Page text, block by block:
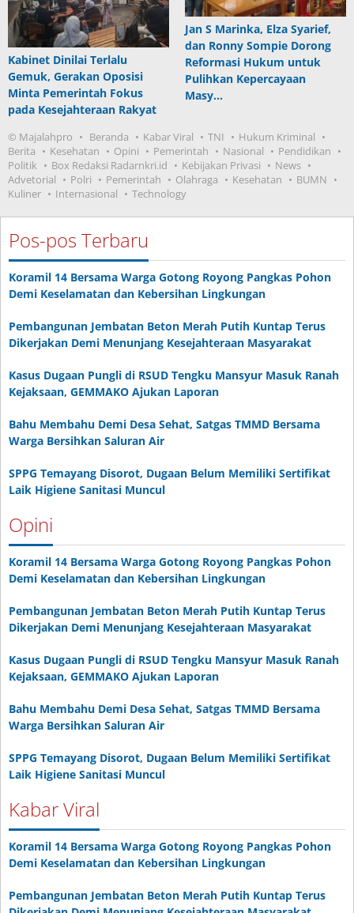
Kabinet Dinilai Terlalu
Gemuk, Gerakan Oposisi
Minta Pemerintah Fokus
pada Kesejahteraan Rakyat
Jan S Marinka, Elza Syarief,
dan Ronny Sompie Dorong
Reformasi Hukum untuk
Pulihkan Kepercayaan
Masy…
© Majalahpro Beranda Kabar Viral TNI
Hukum Kriminal
Berita
Kesehatan Opini Pemerintah Nasional
Pendidikan
Politik
Box Redaksi Radarnkri.id Kebijakan Privasi
News
Advetorial
Polri Pemerintah Olahraga Kesehatan
BUMN
Kuliner
Internasional Technology
Pos-pos Terbaru
Koramil 14 Bersama Warga Gotong Royong Pangkas Pohon
Demi Keselamatan dan Kebersihan Lingkungan
Pembangunan Jembatan Beton Merah Putih Kuntap Terus
Dikerjakan Demi Menunjang Kesejahteraan Masyarakat
Kasus Dugaan Pungli di RSUD Tengku Mansyur Masuk Ranah
Kejaksaan, GEMMAKO Ajukan Laporan
Bahu Membahu Demi Desa Sehat, Satgas TMMD Bersama
Warga Bersihkan Saluran Air
SPPG Temayang Disorot, Dugaan Belum Memiliki Sertifikat
Laik Higiene Sanitasi Muncul
Opini
Koramil 14 Bersama Warga Gotong Royong Pangkas Pohon
Demi Keselamatan dan Kebersihan Lingkungan
Pembangunan Jembatan Beton Merah Putih Kuntap Terus
Dikerjakan Demi Menunjang Kesejahteraan Masyarakat
Kasus Dugaan Pungli di RSUD Tengku Mansyur Masuk Ranah
Kejaksaan, GEMMAKO Ajukan Laporan
Bahu Membahu Demi Desa Sehat, Satgas TMMD Bersama
Warga Bersihkan Saluran Air
SPPG Temayang Disorot, Dugaan Belum Memiliki Sertifikat
Laik Higiene Sanitasi Muncul
Kabar Viral
Koramil 14 Bersama Warga Gotong Royong Pangkas Pohon
Demi Keselamatan dan Kebersihan Lingkungan
Pembangunan Jembatan Beton Merah Putih Kuntap Terus